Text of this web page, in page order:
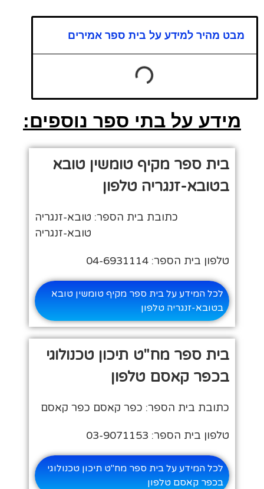
מבט מהיר למידע על בית ספר אמירים
מידע על בתי ספר נוספים:
בית ספר מקיף טומשין טובא
בטובא-זנגריה טלפון
כתובת בית הספר: טובא-זנגריה
טובא-זנגריה
טלפון בית הספר: 04-6931114
לכל המידע על בית ספר מקיף טומשין טובא
בטובא-זנגריה טלפון
בית ספר מח"ט תיכון טכנולוגי
בכפר קאסם טלפון
כתובת בית הספר: כפר קאסם כפר קאסם
טלפון בית הספר: 03-9071153
לכל המידע על בית ספר מח"ט תיכון טכנולוגי
בכפר קאסם טלפון